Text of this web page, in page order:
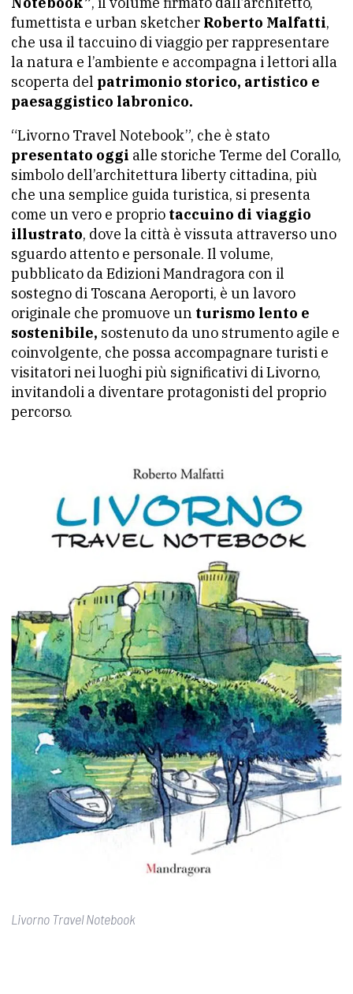
fumettista e urban sketcher Roberto Malfatti,
che usa il taccuino di viaggio per rappresentare
la natura e l’ambiente e accompagna i lettori alla
scoperta del patrimonio storico, artistico e
paesaggistico labronico.
“Livorno Travel Notebook”, che è stato
presentato oggi alle storiche Terme del Corallo,
simbolo dell’architettura liberty cittadina, più
che una semplice guida turistica, si presenta
come un vero e proprio taccuino di viaggio
illustrato, dove la città è vissuta attraverso uno
sguardo attento e personale. Il volume,
pubblicato da Edizioni Mandragora con il
sostegno di Toscana Aeroporti, è un lavoro
originale che promuove un turismo lento e
sostenibile, sostenuto da uno strumento agile e
coinvolgente, che possa accompagnare turisti e
visitatori nei luoghi più significativi di Livorno,
invitandoli a diventare protagonisti del proprio
percorso.
Livorno Travel Notebook